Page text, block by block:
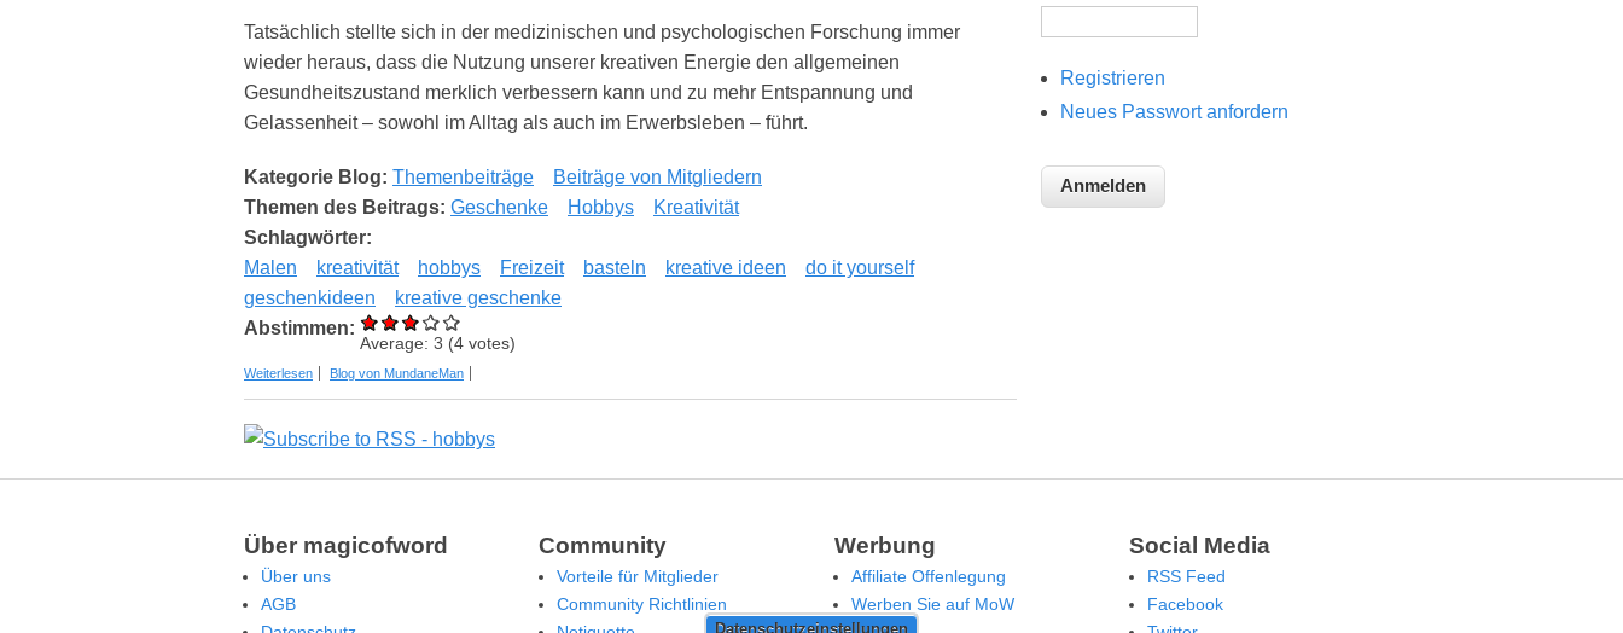
Datenschutzeinstellungen
Tatsächlich stellte sich in der medizinischen und psychologischen Forschung immer
wieder heraus, dass die Nutzung unserer kreativen Energie den allgemeinen
Gesundheitszustand merklich verbessern kann und zu mehr Entspannung und
Gelassenheit – sowohl im Alltag als auch im Erwerbsleben – führt.
Kategorie Blog: Themenbeiträge
Beiträge von Mitgliedern
Themen des Beitrags: Geschenke Hobbys
Kreativität
Schlagwörter:
Malen
kreativität hobbys Freizeit basteln kreative ideen
do it yourself
geschenkideen
kreative geschenke
Abstimmen:
Average: 3 (4 votes)
Weiterlesen über Kreativität im Alltag als Schlüssel für mehr Entspannung und Wohlbefinden
Blog von MundaneMan
Registrieren
Neues Passwort anfordern
Über magicofword
Über uns
AGB
Community
Vorteile für Mitglieder
Community Richtlinien
Werbung
Affiliate Offenlegung
Werben Sie auf MoW
Social Media
RSS Feed
Facebook